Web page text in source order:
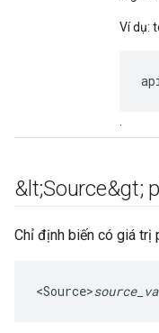
Ví dụ:
&lt;Source&gt;
Chỉ định biến có giá trị
<Source>